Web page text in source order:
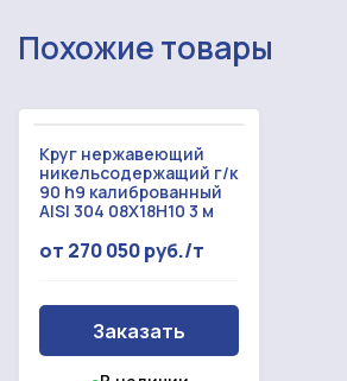
Похожие товары
Круг нержавеющий
никельсодержащий г/к
90 h9 калиброванный
AISI 304 08Х18Н10 3 м
от 270 050 руб./т
Заказать
Рассчитать
Заполните форму ниже,
Оставьте